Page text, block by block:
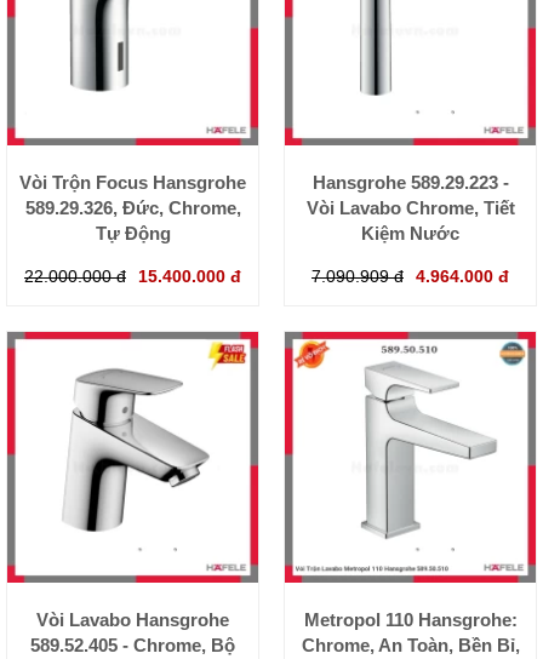
Vòi Trộn Focus Hansgrohe
589.29.326, Đức, Chrome,
Tự Động
22.000.000 đ 15.400.000 đ
Hansgrohe 589.29.223 -
Vòi Lavabo Chrome, Tiết
Kiệm Nước
7.090.909 đ 4.964.000 đ
Vòi Lavabo Hansgrohe
589.52.405 - Chrome, Bộ
Metropol 110 Hansgrohe:
Chrome, An Toàn, Bền Bỉ,